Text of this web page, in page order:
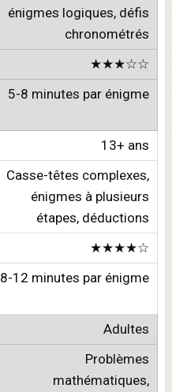
énigmes logiques, défis
chronométrés
★★★☆☆
5-8 minutes par énigme
13+ ans
Casse-têtes complexes,
énigmes à plusieurs
étapes, déductions
★★★★☆
8-12 minutes par énigme
Adultes
Problèmes
mathématiques,